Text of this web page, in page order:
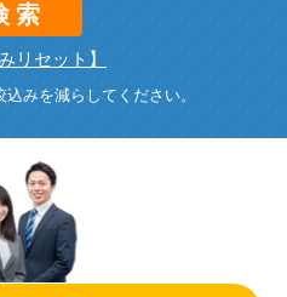
索
リセット】
みを減らしてください。